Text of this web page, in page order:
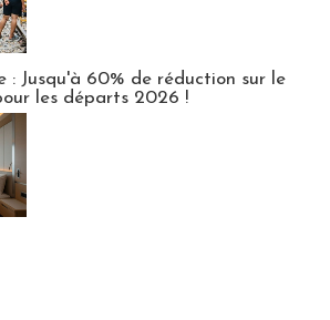
: Jusqu'à 60% de réduction sur le
les départs 2026 !